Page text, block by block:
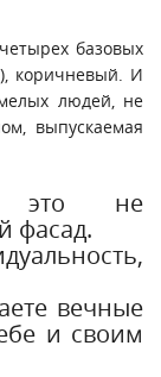
базовых
коричневый. И
людей, не
выпускаемая
это не
фасад.
вечные
и своим